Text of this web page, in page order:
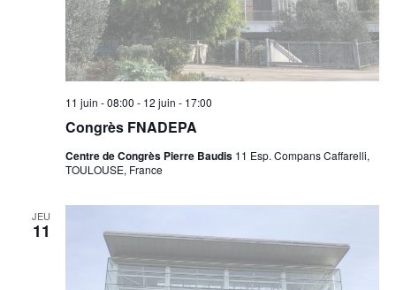
Congrès FNADEPA
11 juin - 08:00 - 12 juin - 17:00
Centre de Congrès Pierre Baudis 11 Esp. Compans Caffarelli,
TOULOUSE, France
JEU
11